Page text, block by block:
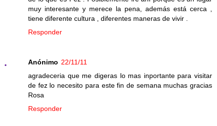
muy interesante y merece la pena, además está cerca ,
tiene diferente cultura , diferentes maneras de vivir .
Responder
Anónimo 22/11/11
agradeceria que me digeras lo mas inportante para visitar
de fez lo necesito para este fin de semana muchas gracias
Rosa
Responder